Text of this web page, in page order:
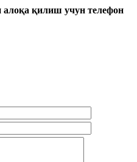
алоқа қилиш учун телефон